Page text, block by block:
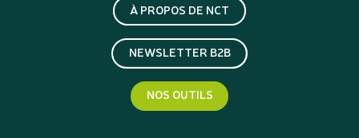
À PROPOS DE NCT
NEWSLETTER B2B
NOS OUTILS